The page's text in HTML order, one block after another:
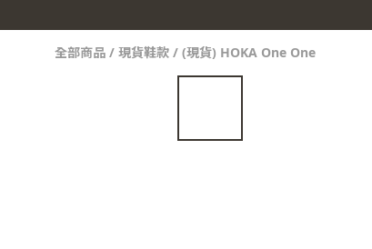
全部商品 / 現貨鞋款 / (現貨) HOKA One One